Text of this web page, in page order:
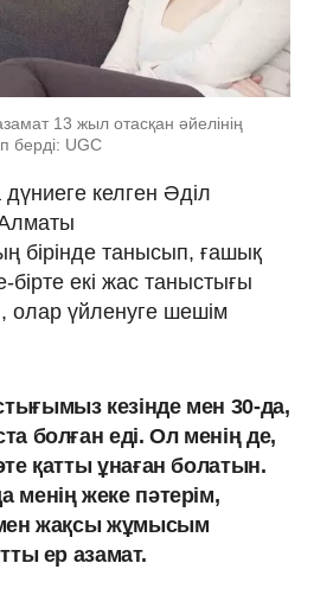
13 жыл отасқан әйелінің
берді: UGC
келген Әділ
бірінде танысып, ғашық
бірте екі жас таныстығы
олар үйленуге шешім
кезінде мен 30-да,
болған еді. Ол менің де,
қатты ұнаған болатын.
менің жеке пәтерім,
мен жақсы жұмысым
ер азамат.